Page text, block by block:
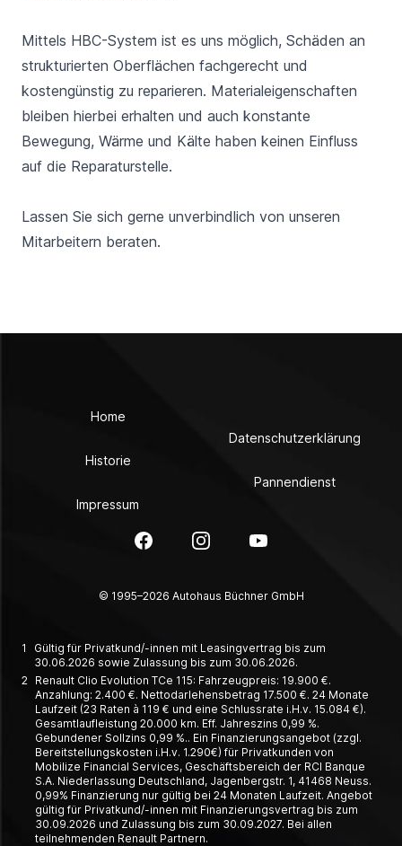
Mittels HBC-System ist es uns möglich, Schäden an
strukturierten Oberflächen fachgerecht und
kostengünstig zu reparieren. Materialeigenschaften
bleiben hierbei erhalten und auch konstante
Bewegung, Wärme und Kälte haben keinen Einfluss
auf die Reparaturstelle.
Lassen Sie sich gerne unverbindlich von unseren
Mitarbeitern beraten.
Home
Historie
Impressum
Datenschutzerklärung
Pannendienst
FacebookInstagramYouTube
© 1995–2026 Autohaus Büchner GmbH
1
Gültig für Privatkund/-innen mit Leasingvertrag bis zum
30.06.2026 sowie Zulassung bis zum 30.06.2026.
2
Renault Clio Evolution TCe 115: Fahrzeugpreis: 19.900 €.
Anzahlung: 2.400 €. Nettodarlehensbetrag 17.500 €. 24 Monate
Laufzeit (23 Raten à 119 € und eine Schlussrate i.H.v. 15.084 €).
Gesamtlaufleistung 20.000 km. Eff. Jahreszins 0,99 %.
Gebundener Sollzins 0,99 %.. Ein Finanzierungsangebot (zzgl.
Bereitstellungskosten i.H.v. 1.290€) für Privatkunden von
Mobilize Financial Services, Geschäftsbereich der RCI Banque
S.A. Niederlassung Deutschland, Jagenbergstr. 1, 41468 Neuss.
0,99% Finanzierung nur gültig bei 24 Monaten Laufzeit. Angebot
gültig für Privatkund/-innen mit Finanzierungsvertrag bis zum
30.09.2026 und Zulassung bis zum 30.09.2027. Bei allen
teilnehmenden Renault Partnern.